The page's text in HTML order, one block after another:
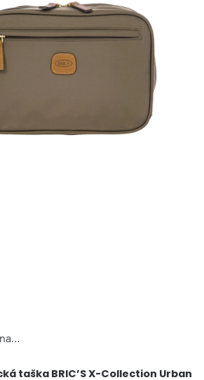
taška BRIC’S X-Collection Urban